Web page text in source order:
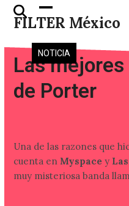
Skip
FILTER México
Open
mobile
menu
Close
mobile
menu
NOTICIA
Las
de Porter
Una de las razones que
cuenta en Myspacey
muy misteriosa banda